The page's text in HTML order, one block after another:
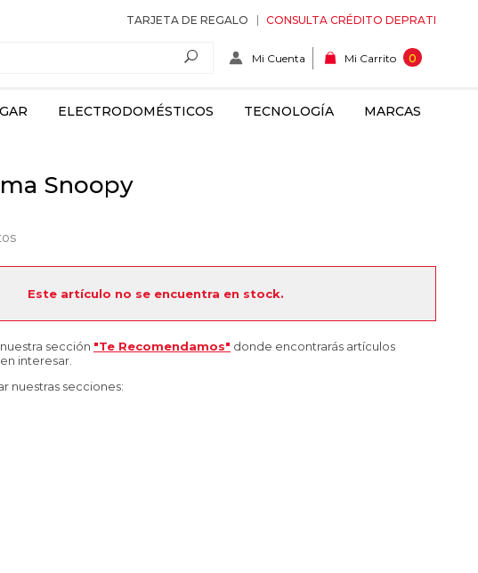
TARJETA DE REGALO CONSULTA CRÉDITO DEPRATI
Mi Cuenta Mi Carrito 0
ELECTRODOMÉSTICOS TECNOLOGÍA MARCAS
Snoopy
Este artículo no se encuentra en stock.
sección "Te Recomendamos" donde encontrarás artículos
interesar.
nuestras secciones: